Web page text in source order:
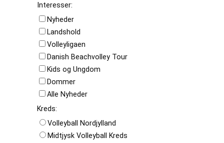
Interesser:
Nyheder
Landshold
Volleyligaen
Danish Beachvolley Tour
Kids og Ungdom
Dommer
Alle Nyheder
Kreds:
Volleyball Nordjylland
Midtjysk Volleyball Kreds